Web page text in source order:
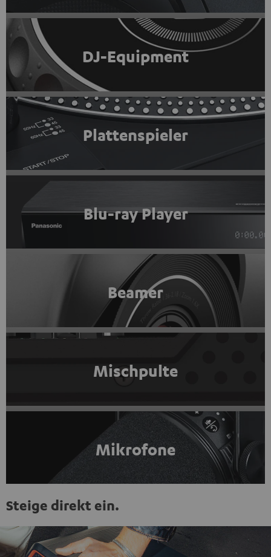
DJ-Equipment
Plattenspieler
Blu-ray Player
Beamer
Mischpulte
Mikrofone
Steige direkt ein.